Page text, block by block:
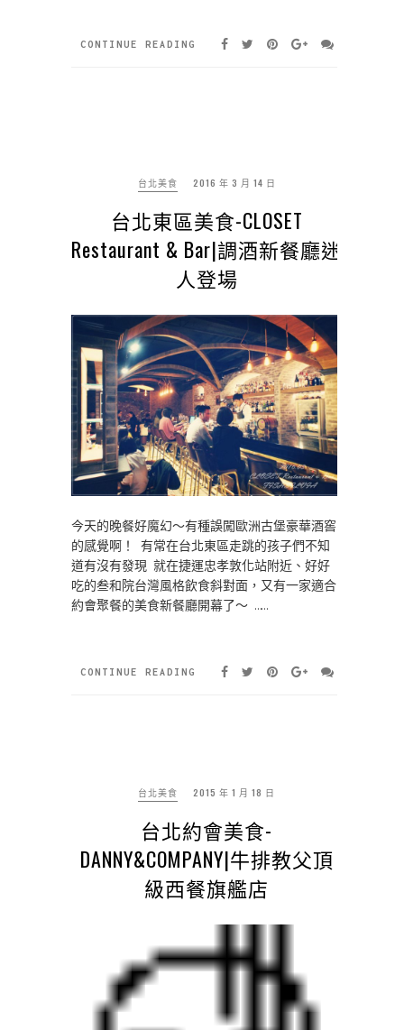
CONTINUE READING
台北美食 2016 年 3 月 14 日
台北東區美食-CLOSET
Restaurant & Bar|調酒新餐廳迷
人登場
今天的晚餐好魔幻～有種誤闖歐洲古堡豪華酒窖
的感覺啊！ 有常在台北東區走跳的孩子們不知
道有沒有發現 就在捷運忠孝敦化站附近、好好
吃的叁和院台灣風格飲食斜對面，又有一家適合
約會聚餐的美食新餐廳開幕了～ ……
CONTINUE READING
台北美食 2015 年 1 月 18 日
台北約會美食-
DANNY&COMPANY|牛排教父頂
級西餐旗艦店